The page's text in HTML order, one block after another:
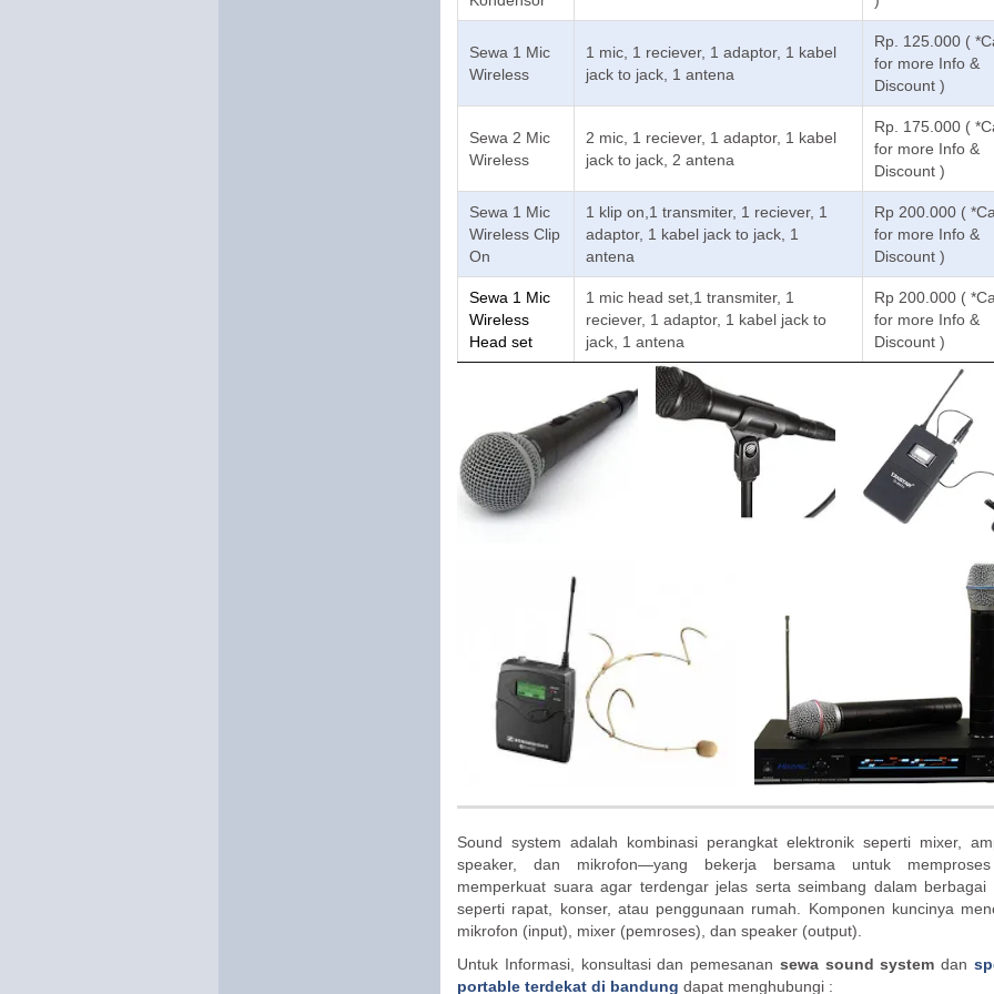
Sewa 1 Mic
Wireless
1 mic, 1 reciever, 1 adaptor, 1 kabel
jack to jack, 1 antena
Rp. 125.000 (
for more Info &
Discount )
Sewa 2 Mic
Wireless
2 mic, 1 reciever, 1 adaptor, 1 kabel
jack to jack, 2 antena
Rp. 175.000 (
for more Info &
Discount )
Sewa 1 Mic
Wireless Clip
On
1 klip on,1 transmiter, 1 reciever, 1
adaptor, 1 kabel jack to jack, 1
antena
Rp 200.000 (
for more Info &
Discount )
Sewa 1 Mic
Wireless
Head set
1 mic head set,1 transmiter, 1
reciever, 1 adaptor, 1 kabel jack to
jack, 1 antena
Rp 200.000 (
for more Info &
Discount )
Sound system adalah kombinasi perangkat elektronik seperti mixer,
speaker, dan mikrofon—yang bekerja bersama untuk
memperkuat suara agar terdengar jelas serta seimbang dalam berbagai
seperti rapat, konser, atau penggunaan rumah. Komponen kuncinya
mikrofon (input), mixer (pemroses), dan speaker (output).
Untuk Informasi, konsultasi dan pemesanan sewa sound system dan
portable terdekat di bandung dapat menghubungi :